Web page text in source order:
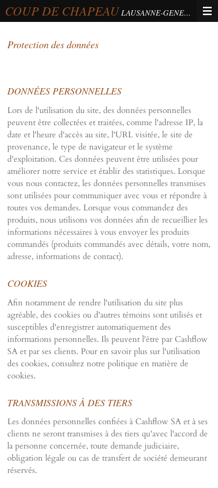
Passer
au
principal
COUP DE CHAPEAU LAUSANNE-GENEVA-BERNE
Protection des données
DONNÉES PERSONNELLES
Lors de l'utilisation du site, des données personnelles
peuvent être collectées et traitées, comme l'adresse IP, la
date et l'heure d'accès au site, l'URL visitée, le site de
provenance, le type de navigateur et le système
d'exploitation. Ces données peuvent être utilisées pour
améliorer notre service et établir des statistiques. Lorsque
vous nous contactez, les données personnelles transmises
sont utilisées pour communiquer avec vous et répondre à
toutes vos demandes. Lorsque vous commandez des
produits, nous utilisons vos données afin de recueillier les
informations nécessaires à vous envoyer les produits
commandés (produits commandés avec détails, votre nom,
adresse, informations de contact).
COOKIES
Afin notamment de rendre l'utilisation du site plus
agréable, des cookies ou d'autres témoins sont utilisés et
susceptibles d'enregistrer automatiquement des
informations personnelles. Ils peuvent l'être par Cashflow
SA et par ses clients. Pour en savoir plus sur l'utilisation
des cookies, consultez notre politique en matière de
cookies.
TRANSMISSIONS À DES TIERS
Les données personnelles confiées à Cashflow SA et à ses
clients ne seront transmises à des tiers qu'avec l'accord de
la personne concernée, toute demande judiciaire,
obligation légale ou cas de transfert de société demeurant
réservés.